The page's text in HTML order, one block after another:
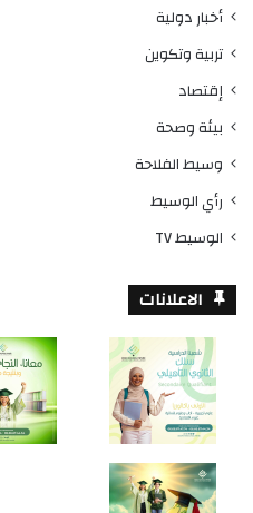
أخبار دولية
تربية وتكوين
إقتصاد
بيئة وصحة
وسيط الفلاحة
رأي الوسيط
الوسيط TV
الاعلانات